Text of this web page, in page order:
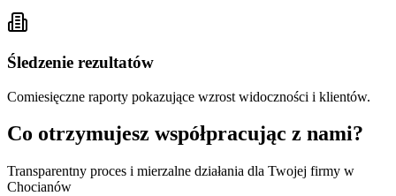
Śledzenie rezultatów
Comiesięczne raporty pokazujące wzrost widoczności i klientów.
Co otrzymujesz współpracując z nami?
Transparentny proces i mierzalne działania dla Twojej firmy w
Chocianów